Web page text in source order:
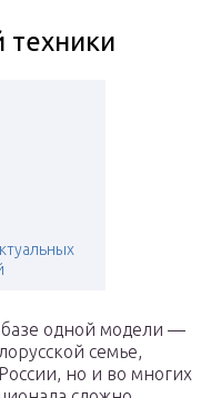
базе одной модели —
семье,
но и во многих